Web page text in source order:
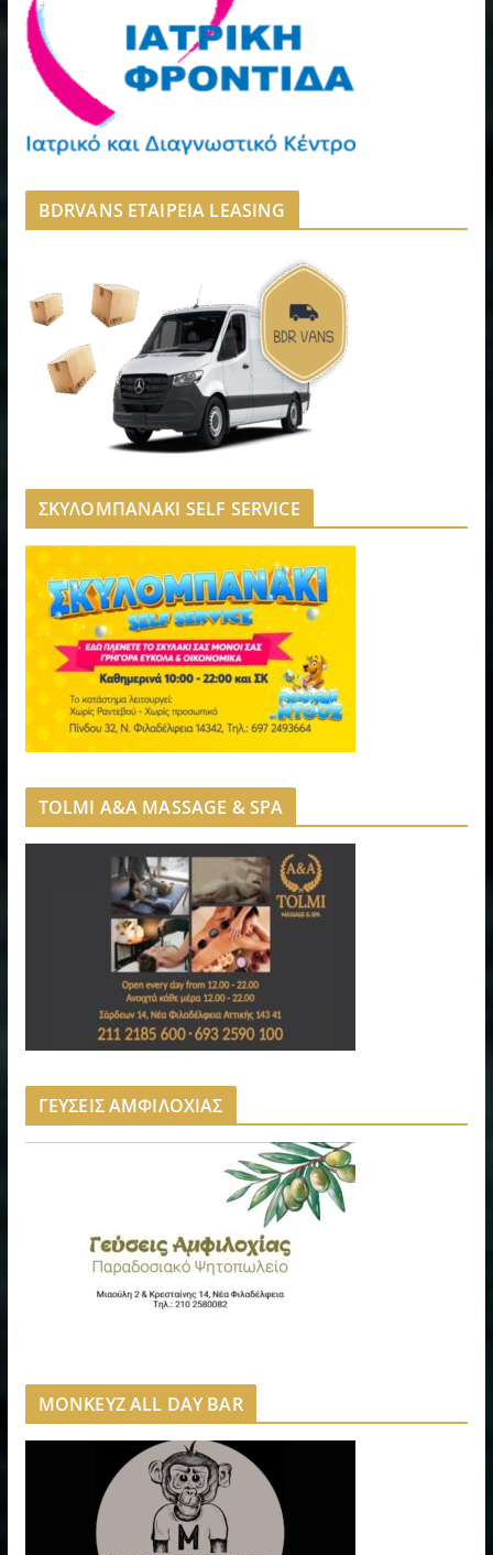
BDRVANS ΕΤΑΙΡΕΙΑ LEASING
ΣΚΥΛΟΜΠΑΝΑΚΙ SELF SERVICE
TOLMI A&A MASSAGE & SPA
ΓΕΥΣΕΙΣ ΑΜΦΙΛΟΧΙΑΣ
MONKEYZ ALL DAY BAR